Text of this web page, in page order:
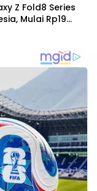
Z Fold8 Series
Mulai Rp19